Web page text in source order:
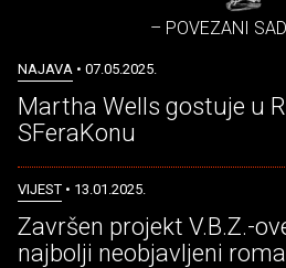
– POVEZANI
NAJAVA • 07.05.2025.
Martha Wells gostuje u
SFeraKonu
VIJEST • 13.01.2025.
Završen projekt V.B.Z.-
najbolji neobjavljeni